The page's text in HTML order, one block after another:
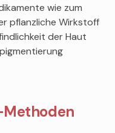
wie zum
pflanzliche Wirkstoff
der Haut